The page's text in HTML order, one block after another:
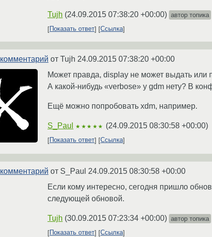
Tujh (24.09.2015 07:38:20 +00:00) автор топика
Показать ответ
Ссылка
комментарий от Tujh 24.09.2015 07:38:20 +00:00
Может правда, display не может выдать или
А какой-нибудь «verbose» у gdm нету? В
Ещё можно попробовать xdm, например.
S_Paul ★★★★★ (24.09.2015 08:30:58 +00:00)
Показать ответ Ссылка
комментарий от S_Paul 24.09.2015 08:30:58 +00:00
Если кому интересно, сегодня пришло
следующей обновой.
Tujh (30.09.2015 07:23:34 +00:00) автор топика
Показать ответ
Ссылка